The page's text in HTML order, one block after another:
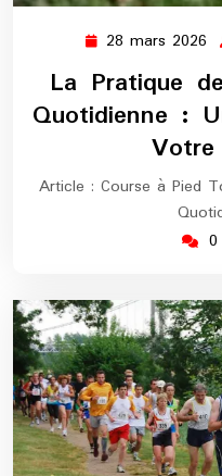
28 mars 2026
La Pratique
Quotidienne :
Article : Course à Pied